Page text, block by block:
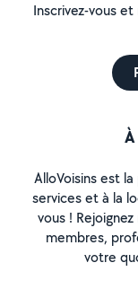
Inscrivez-vous
AlloVoisins est
services et à la
vous !
membres,
votre